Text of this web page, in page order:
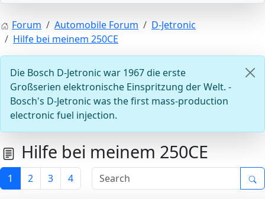
ECU D-Jetronic & KE-Jetronic: Test and tune
Forum Automobile Forum
D-Jetronic
Hilfe bei meinem 250CE
Die Bosch D-Jetronic war 1967 die erste
Großserien elektronische Einspritzung der Welt. -
Bosch's D-Jetronic was the first mass-production
electronic fuel injection.
Hilfe bei meinem 250CE
1 2 3 4